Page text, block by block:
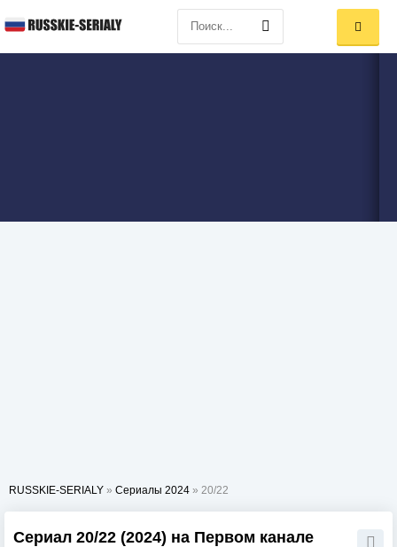
RUSSKIE-SERIALY » Сериалы 2024 » 20/22
Сериал 20/22 (2024) на Первом канале